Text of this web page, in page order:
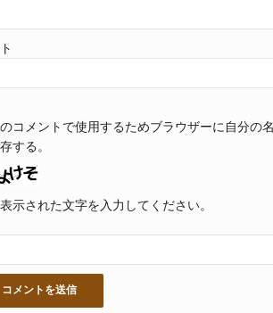
コメントで使用するためブラウザーに自分の
する。
示された文字を入力してください。